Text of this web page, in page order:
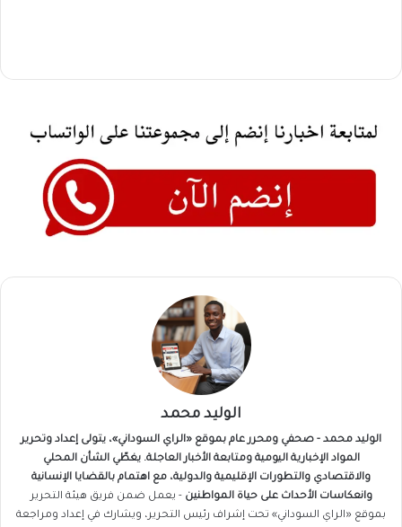
الوليد محمد
الوليد محمد - صحفي ومحرر عام بموقع «الراي السوداني»، يتولى إعداد وتحرير
المواد الإخبارية اليومية ومتابعة الأخبار العاجلة. يغطّي الشأن المحلي
والاقتصادي والتطورات الإقليمية والدولية، مع اهتمام بالقضايا الإنسانية
وانعكاسات الأحداث على حياة المواطنين - يعمل ضمن فريق هيئة التحرير
بموقع «الراي السوداني» تحت إشراف رئيس التحرير، ويشارك في إعداد ومراجعة